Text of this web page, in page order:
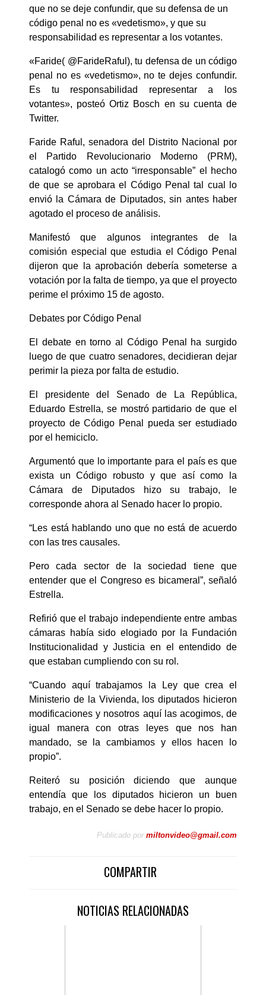
que no se deje confundir, que su defensa de un
código penal no es «vedetismo», y que su
responsabilidad es representar a los votantes.
«Faride( @FarideRaful), tu defensa de un código
penal no es «vedetismo», no te dejes confundir.
Es tu responsabilidad representar a los
votantes», posteó Ortiz Bosch en su cuenta de
Twitter.
Faride Raful, senadora del Distrito Nacional por
el Partido Revolucionario Moderno (PRM),
catalogó como un acto “irresponsable” el hecho
de que se aprobara el Código Penal tal cual lo
envió la Cámara de Diputados, sin antes haber
agotado el proceso de análisis.
Manifestó que algunos integrantes de la
comisión especial que estudia el Código Penal
dijeron que la aprobación debería someterse a
votación por la falta de tiempo, ya que el proyecto
perime el próximo 15 de agosto.
Debates por Código Penal
El debate en torno al Código Penal ha surgido
luego de que cuatro senadores, decidieran dejar
perimir la pieza por falta de estudio.
El presidente del Senado de La República,
Eduardo Estrella, se mostró partidario de que el
proyecto de Código Penal pueda ser estudiado
por el hemiciclo.
Argumentó que lo importante para el país es que
exista un Código robusto y que así como la
Cámara de Diputados hizo su trabajo, le
corresponde ahora al Senado hacer lo propio.
“Les está hablando uno que no está de acuerdo
con las tres causales.
Pero cada sector de la sociedad tiene que
entender que el Congreso es bicameral”, señaló
Estrella.
Refirió que el trabajo independiente entre ambas
cámaras había sido elogiado por la Fundación
Institucionalidad y Justicia en el entendido de
que estaban cumpliendo con su rol.
“Cuando aquí trabajamos la Ley que crea el
Ministerio de la Vivienda, los diputados hicieron
modificaciones y nosotros aquí las acogimos, de
igual manera con otras leyes que nos han
mandado, se la cambiamos y ellos hacen lo
propio”.
Reiteró su posición diciendo que aunque
entendía que los diputados hicieron un buen
trabajo, en el Senado se debe hacer lo propio.
Publicado por miltonvideo@gmail.com
COMPARTIR
NOTICIAS RELACIONADAS